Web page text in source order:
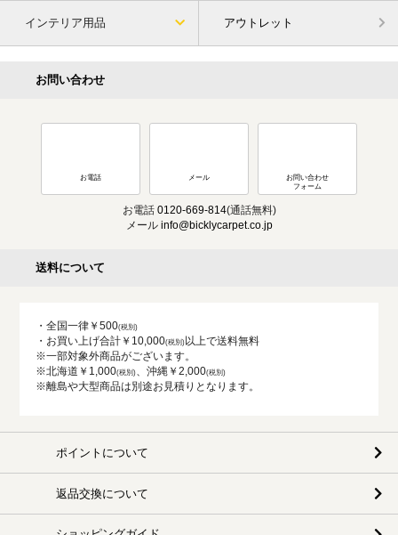
インテリア用品 アウトレット
お問い合わせ
お電話 メール
お問い合わせ
フォーム
お電話 0120-669-814(通話無料)
メール info@bicklycarpet.co.jp
送料について
・全国一律￥500
・お買い上げ合計￥10,000
以上で送料無料
※一部対象外商品がございます。
※北海道￥1,000
、沖縄￥2,000
※離島や大型商品は別途お見積りとなります。
ポイントについて
返品交換について